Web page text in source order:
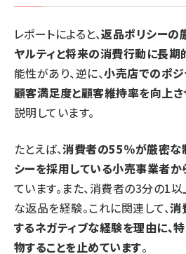
レポートによると、返品ポリシーの
ヤルティと将来の消費行動に長期
能性があり、逆に、小売店でのポジ
顧客満足度と顧客維持率を向上さ
説明しています。
たとえば、消費者の55％が厳密な
シーを採用している小売事業者か
ています。また、消費者の3分の1以
な返品を経験。これに関連して、消
するネガティブな経験を理由に、
物することを止めています。